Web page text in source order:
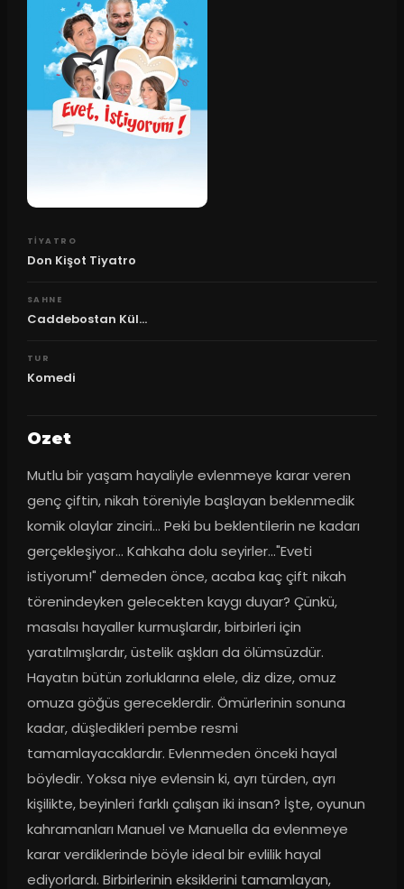
TIYATRO
Don Kişot Tiyatro
SAHNE
Caddebostan Kül...
TUR
Komedi
Ozet
Mutlu bir yaşam hayaliyle evlenmeye karar veren
genç çiftin, nikah töreniyle başlayan beklenmedik
komik olaylar zinciri… Peki bu beklentilerin ne kadarı
gerçekleşiyor… Kahkaha dolu seyirler…"Eveti
istiyorum!" demeden önce, acaba kaç çift nikah
törenindeyken gelecekten kaygı duyar? Çünkü,
masalsı hayaller kurmuşlardır, birbirleri için
yaratılmışlardır, üstelik aşkları da ölümsüzdür.
Hayatın bütün zorluklarına elele, diz dize, omuz
omuza göğüs gereceklerdir. Ömürlerinin sonuna
kadar, düşledikleri pembe resmi
tamamlayacaklardır. Evlenmeden önceki hayal
böyledir. Yoksa niye evlensin ki, ayrı türden, ayrı
kişilikte, beyinleri farklı çalışan iki insan? İşte, oyunun
kahramanları Manuel ve Manuella da evlenmeye
karar verdiklerinde böyle ideal bir evlilik hayal
ediyorlardı. Birbirlerinin eksiklerini tamamlayan,